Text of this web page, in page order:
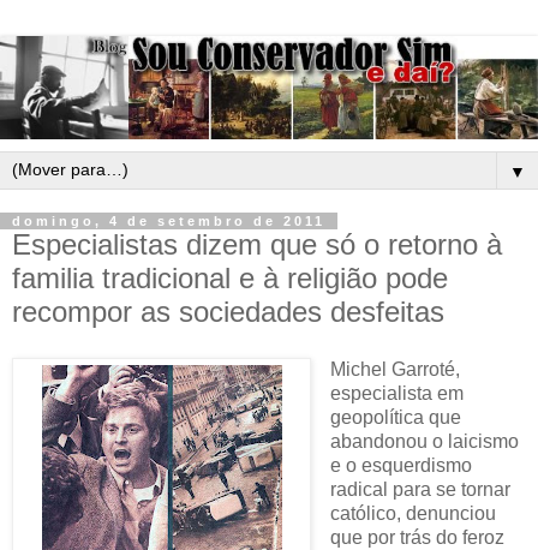
▼
domingo, 4 de setembro de 2011
Especialistas dizem que só o retorno à
familia tradicional e à religião pode
recompor as sociedades desfeitas
Michel Garroté,
especialista em
geopolítica que
abandonou o laicismo
e o esquerdismo
radical para se tornar
católico, denunciou
que por trás do feroz